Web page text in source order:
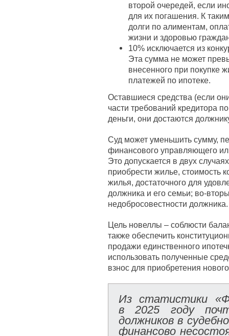
второй очередей, если
для их погашения. К
долги по алиментам,
жизни и здоровью
10% исключается из
Эта сумма не может
внесенного при покупке
платежей по ипотеке.
Оставшиеся средства (если
части требований кредитора
деньги, они достаются
Суд может уменьшить сумму,
финансового управляющего
Это допускается в двух
приобрести жилье, стоимость
жилья, достаточного для
должника и его семьи; во-
недобросовестности должника.
Цель новеллы – соблюсти
также обеспечить
продажи единственного
использовать полученные
взнос для приобретения
Из статистики
в 2025 году
должников в
финансово